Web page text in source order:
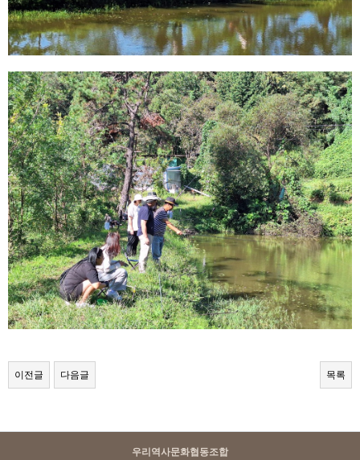
이전글 다음글 목록
우리역사문화협동조합